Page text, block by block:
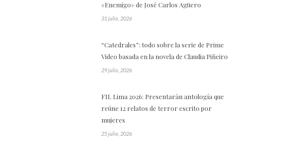
«Enemigo» de José Carlos Agüero
31 julio, 2026
“Catedrales”: todo sobre la serie de Prime
Video basada en la novela de Claudia Piñeiro
29 julio, 2026
FIL Lima 2026: Presentarán antología que
reúne 12 relatos de terror escrito por
mujeres
25 julio, 2026